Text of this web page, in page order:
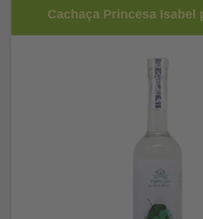
Cachaça Princesa Isabel